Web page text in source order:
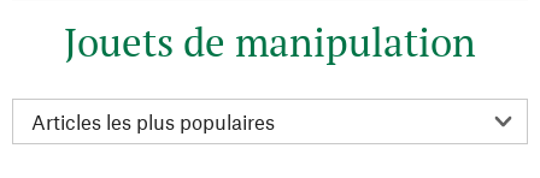
Jouets de manipulation